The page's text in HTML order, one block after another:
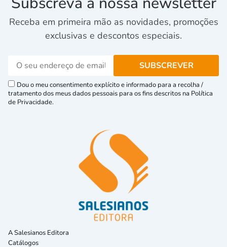
Receba em primeira mão as novidades, promoções
exclusivas e descontos especiais.
Dou o meu consentimento explícito e informado para a recolha /
tratamento dos meus dados pessoais para os fins descritos na Política
de Privacidade.
A Salesianos Editora
Catálogos